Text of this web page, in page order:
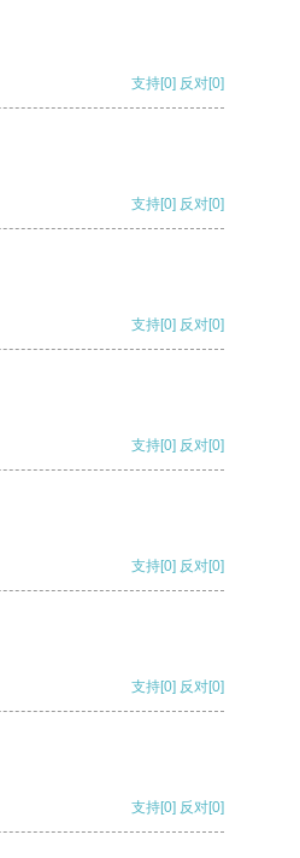
支持[0] 反对[0]
支持[0] 反对[0]
支持[0] 反对[0]
支持[0] 反对[0]
支持[0] 反对[0]
支持[0] 反对[0]
支持[0] 反对[0]